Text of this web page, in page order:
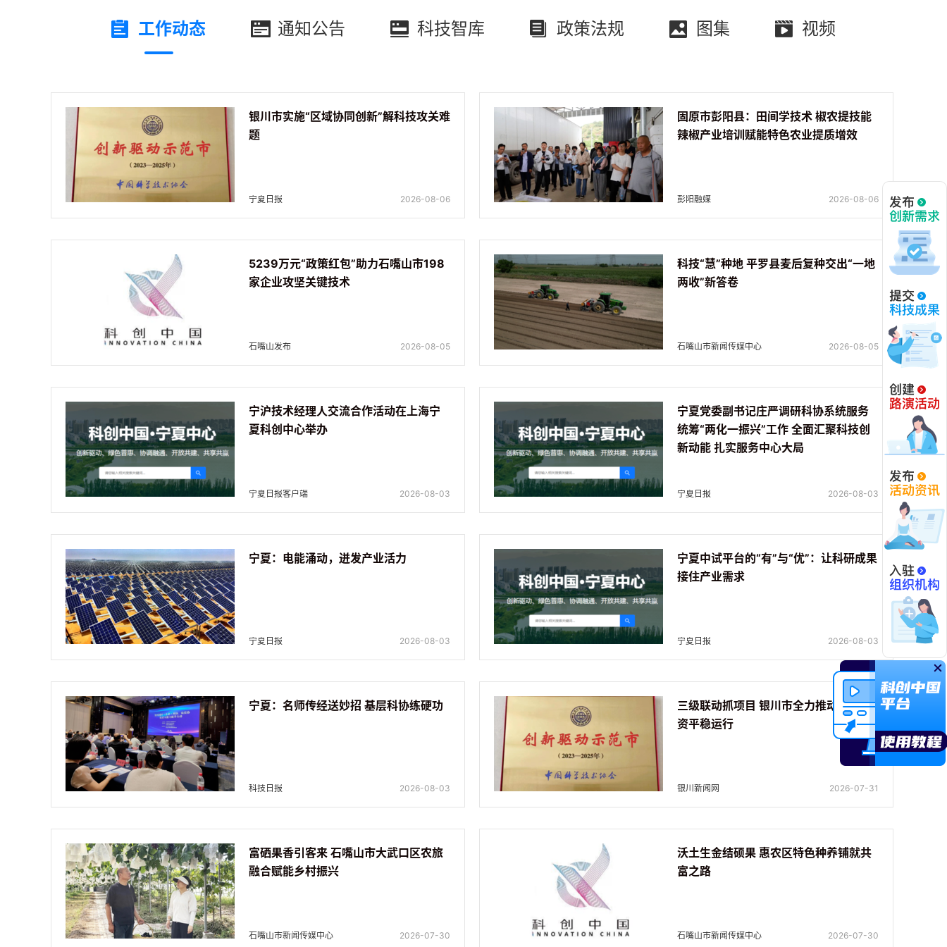
工作动态 通知公告 科技智库 政策法规 图集 视频
银川市实施“区域协同创新”解科技攻关难
题
宁夏日报 2026-08-06
固原市彭阳县：田间学技术 椒农提技能
辣椒产业培训赋能特色农业提质增效
彭阳融媒 2026-08-06
5239万元“政策红包”助力石嘴山市198
家企业攻坚关键技术
石嘴山发布 2026-08-05
科技“慧”种地 平罗县麦后复种交出“一地
两收”新答卷
石嘴山市新闻传媒中心 2026-08-05
宁沪技术经理人交流合作活动在上海宁
夏科创中心举办
宁夏日报客户端 2026-08-03
宁夏党委副书记庄严调研科协系统服务
统筹“两化一振兴”工作 全面汇聚科技创
新动能 扎实服务中心大局
宁夏日报 2026-08-03
宁夏：电能涌动，迸发产业活力
宁夏日报 2026-08-03
宁夏中试平台的“有”与“优”：让科研成果
接住产业需求
宁夏日报 2026-08-03
宁夏：名师传经送妙招 基层科协练硬功
科技日报 2026-08-03
三级联动抓项目 银川市全力推动工业投
资平稳运行
银川新闻网 2026-07-31
富硒果香引客来 石嘴山市大武口区农旅
融合赋能乡村振兴
石嘴山市新闻传媒中心 2026-07-30
沃土生金结硕果 惠农区特色种养铺就共
富之路
石嘴山市新闻传媒中心 2026-07-30